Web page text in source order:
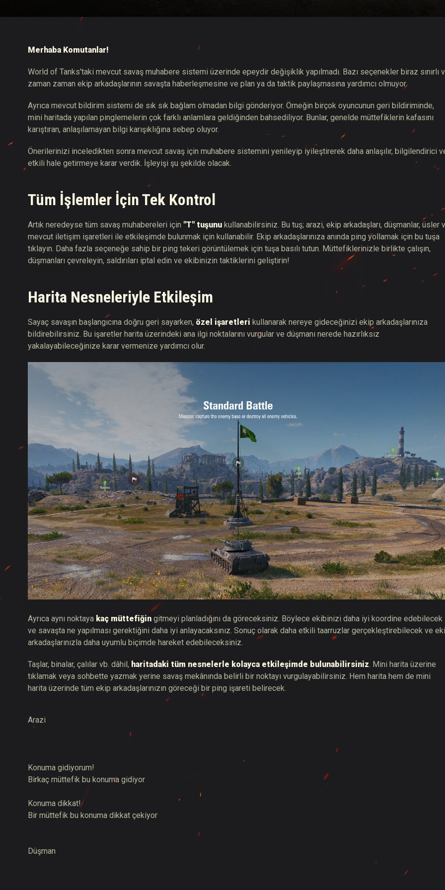
Merhaba Komutanlar!
World of Tanks'taki mevcut savaş muhabere sistemi üzerinde epeydir değişiklik yapılmadı. Bazı seçenekler biraz sınırlı
zaman zaman ekip arkadaşlarının savaşta haberleşmesine ve plan ya da taktik paylaşmasına yardımcı olmuyor.
Ayrıca mevcut bildirim sistemi de sık sık bağlam olmadan bilgi gönderiyor. Örneğin birçok oyuncunun geri bildiriminde,
mini haritada yapılan pinglemelerin çok farklı anlamlara geldiğinden bahsediliyor. Bunlar, genelde müttefiklerin kafasını
karıştıran, anlaşılamayan bilgi karışıklığına sebep oluyor.
Önerilerinizi inceledikten sonra mevcut savaş için muhabere sistemini yenileyip iyileştirerek daha anlaşılır, bilgilendirici
etkili hale getirmeye karar verdik. İşleyişi şu şekilde olacak.
Tüm İşlemler İçin Tek Kontrol
Artık neredeyse tüm savaş muhabereleri için "T" tuşunu kullanabilirsiniz. Bu tuş; arazi, ekip arkadaşları, düşmanlar, üsler
mevcut iletişim işaretleri ile etkileşimde bulunmak için kullanabilir. Ekip arkadaşlarınıza anında ping yollamak için bu tuşa
tıklayın. Daha fazla seçeneğe sahip bir ping tekeri görüntülemek için tuşa basılı tutun. Müttefiklerinizle birlikte çalışın,
düşmanları çevreleyin, saldırıları iptal edin ve ekibinizin taktiklerini geliştirin!
Harita Nesneleriyle Etkileşim
Sayaç savaşın başlangıcına doğru geri sayarken, özel işaretleri kullanarak nereye gideceğinizi ekip arkadaşlarınıza
bildirebilirsiniz. Bu işaretler harita üzerindeki ana ilgi noktalarını vurgular ve düşmanı nerede hazırlıksız
yakalayabileceğinize karar vermenize yardımcı olur.
Ayrıca aynı noktaya kaç müttefiğin gitmeyi planladığını da göreceksiniz. Böylece ekibinizi daha iyi koordine edebilecek
ve savaşta ne yapılması gerektiğini daha iyi anlayacaksınız. Sonuç olarak daha etkili taarruzlar gerçekleştirebilecek ve
arkadaşlarınızla daha uyumlu biçimde hareket edebileceksiniz.
Taşlar, binalar, çalılar vb. dâhil, haritadaki tüm nesnelerle kolayca etkileşimde bulunabilirsiniz. Mini harita üzerine
tıklamak veya sohbette yazmak yerine savaş mekânında belirli bir noktayı vurgulayabilirsiniz. Hem harita hem de mini
harita üzerinde tüm ekip arkadaşlarınızın göreceği bir ping işareti belirecek.
Arazi
Konuma gidiyorum!
Birkaç müttefik bu konuma gidiyor
Konuma dikkat!
Bir müttefik bu konuma dikkat çekiyor
Düşman